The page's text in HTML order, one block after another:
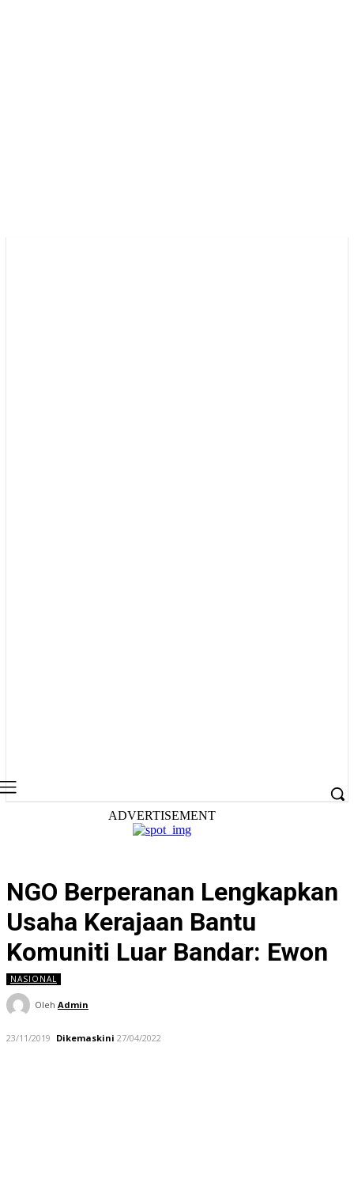
ADVERTISEMENT
NGO Berperanan Lengkapkan
Usaha Kerajaan Bantu
Komuniti Luar Bandar: Ewon
NASIONAL
Oleh Admin
23/11/2019 Dikemaskini 27/04/2022